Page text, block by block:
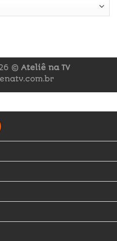
© Ateliê na TV